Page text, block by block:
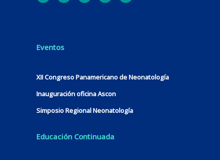
Eventos
XII Congreso Panamericano de Neonatología
Inauguración oficina Ascon
Simposio Regional Neonatología
Educación Continuada